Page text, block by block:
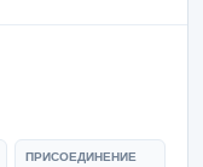
ПРИСОЕДИНЕНИЕ